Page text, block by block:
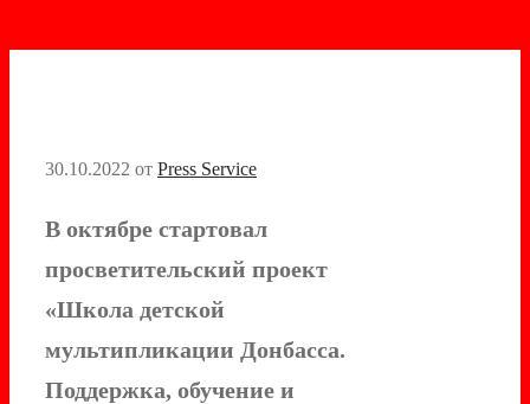
30.10.2022 от Press Service
В октябре стартовал
просветительский проект
«Школа детской
мультипликации Донбасса.
Поддержка, обучение и